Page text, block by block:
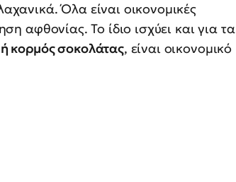
Όλα είναι οικονομικές
αφθονίας. Το ίδιο ισχύει και για τα
ή κορμός σοκολάτας, είναι οικονομικό